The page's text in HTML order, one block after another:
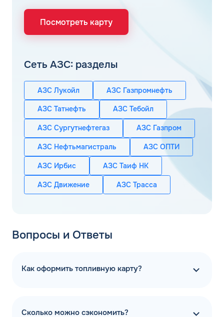
Посмотреть карту
Сеть АЗС: разделы
АЗС Лукойл АЗС Газпромнефть
АЗС Татнефть АЗС Тебойл
АЗС Сургутнефтегаз АЗС Газпром
АЗС Нефтьмагистраль АЗС ОПТИ
АЗС Ирбис АЗС Таиф НК
АЗС Движение АЗС Трасса
Вопросы и Ответы
Как оформить топливную карту?
Сколько можно сэкономить?